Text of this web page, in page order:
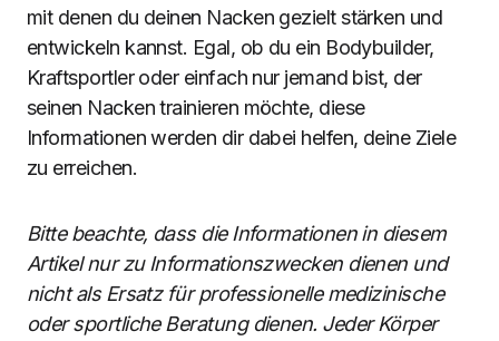
mit denen du deinen Nacken gezielt stärken und
entwickeln kannst. Egal, ob du ein Bodybuilder,
Kraftsportler oder einfach nur jemand bist, der
seinen Nacken trainieren möchte, diese
Informationen werden dir dabei helfen, deine Ziele
zu erreichen.
Bitte beachte, dass die Informationen in diesem
Artikel nur zu Informationszwecken dienen und
nicht als Ersatz für professionelle medizinische
oder sportliche Beratung dienen. Jeder Körper